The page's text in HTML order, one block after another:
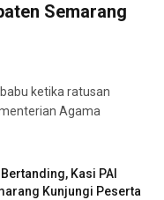
Semarang
ketika ratusan
Agama
Kasi PAI
Kunjungi Peserta